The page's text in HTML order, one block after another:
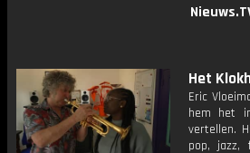
Het
Eric
hem het
vertellen.
pop, jazz,